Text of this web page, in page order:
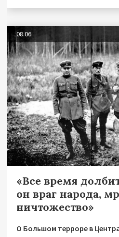
08.06
«Все время
он враг народа,
ничтожество»
О Большом терроре в